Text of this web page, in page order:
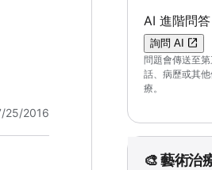
25/2016
AI 進階問答
詢問 AI
問題會傳送至
話、病歷或其
療。
🎨 藝術治